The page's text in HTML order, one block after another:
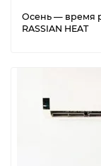
Осень — время
RASSIAN HEAT